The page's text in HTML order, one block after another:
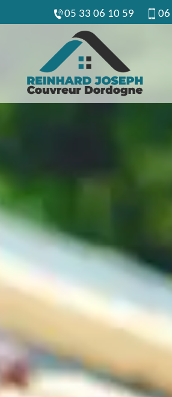
05 33 06 10 59 06